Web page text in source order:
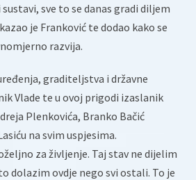
sve to se danas gradi diljem
je Franković te dodao kako se
razvija.
graditeljstva i državne
Vlade te u ovoj prigodi izaslanik
Plenkovića, Branko Bačić
na svim uspjesima.
za življenje. Taj stav ne dijelim
dolazim ovdje nego svi ostali. To je